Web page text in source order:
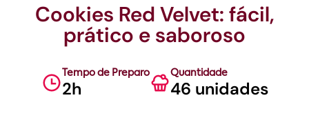
Cookies Red Velvet: fácil,
prático e saboroso
Tempo de Preparo
2h
Quantidade
46 unidades